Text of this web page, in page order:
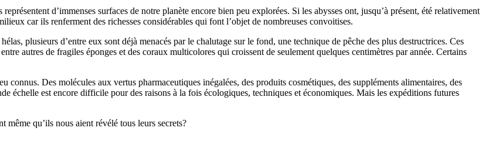
d’immenses surfaces de notre planète encore bien peu explorées. Si les abysses ont, jusqu’à présent, été relativement
car ils renferment des richesses considérables qui font l’objet de nombreuses convoitises.
plusieurs d’entre eux sont déjà menacés par le chalutage sur le fond, une technique de pêche des plus destructrices. Ces
autres de fragiles éponges et des coraux multicolores qui croissent de seulement quelques centimètres par année. Certains
connus. Des molécules aux vertus pharmaceutiques inégalées, des produits cosmétiques, des suppléments alimentaires, des
échelle est encore difficile pour des raisons à la fois écologiques, techniques et économiques. Mais les expéditions futures
même qu’ils nous aient révélé tous leurs secrets?